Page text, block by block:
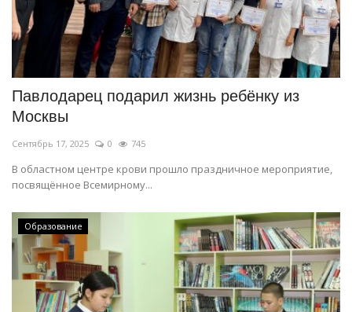
Павлодарец подарил жизнь ребёнку из
Москвы
Сентябрь 17, 2025 0 745
В областном центре крови прошло праздничное мероприятие,
посвящённое Всемирному...
Образование